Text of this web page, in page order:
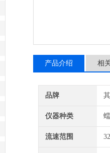
产品介绍 相
品牌
仪器种类
流速范围